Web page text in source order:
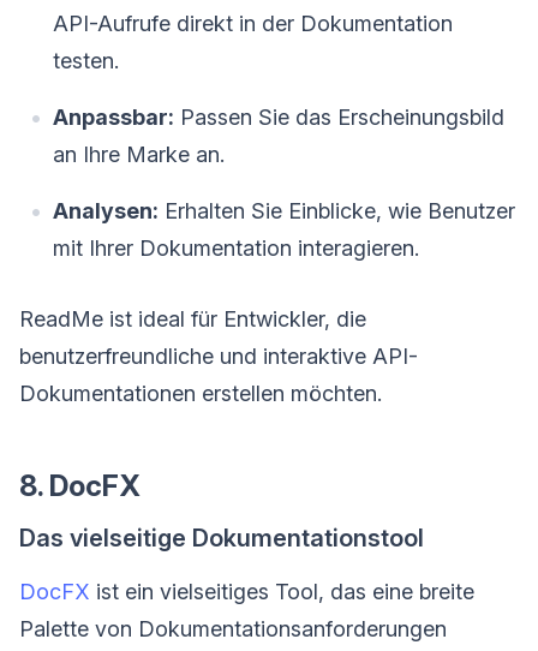
API-Aufrufe direkt in der Dokumentation
testen.
Anpassbar: Passen Sie das Erscheinungsbild
an Ihre Marke an.
Analysen: Erhalten Sie Einblicke, wie Benutzer
mit Ihrer Dokumentation interagieren.
ReadMe ist ideal für Entwickler, die
benutzerfreundliche und interaktive API-
Dokumentationen erstellen möchten.
8. DocFX
Das vielseitige Dokumentationstool
DocFX ist ein vielseitiges Tool, das eine breite
Palette von Dokumentationsanforderungen